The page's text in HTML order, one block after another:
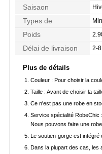
Saisaon
Types de
Morphologie
Poids
Délai de livraison 2-
Plus de détails
Couleur : Pour choisir la
Taille : Avant de choisir la
Ce n'est pas une robe en
Service spécialité RobeChic :
Nous pouvons faire une
Le soutien-gorge est intégré
Dans la plupart des cas, les